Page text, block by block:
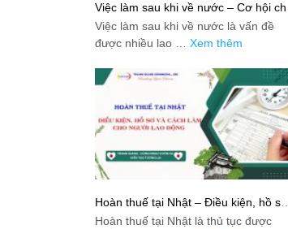
Việc làm sau khi về nước – Cơ hội cho
lao động từng đi Nhật
Việc làm sau khi về nước là vấn đề
được nhiều lao … Xem thêm
Hoàn thuế tại Nhật – Điều kiện, hồ sơ
và cách làm cho người lao động
Hoàn thuế tại Nhật là thủ tục được